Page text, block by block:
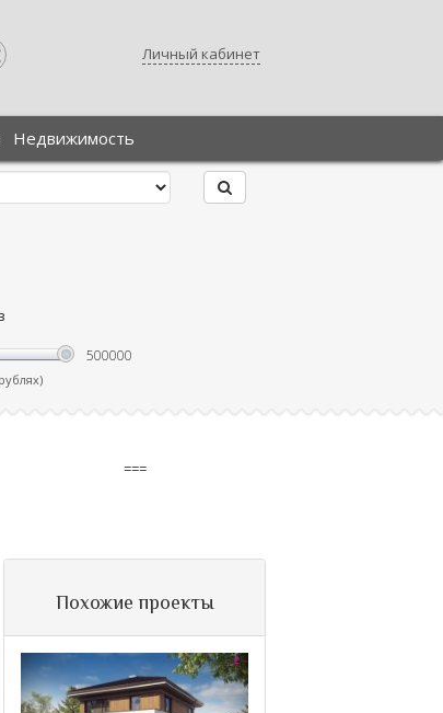
Личный кабинет
Недвижимость
===
Похожие проекты